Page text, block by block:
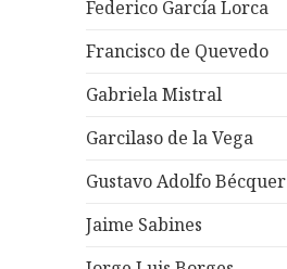
Federico García Lorca
Francisco de Quevedo
Gabriela Mistral
Garcilaso de la Vega
Gustavo Adolfo Bécquer
Jaime Sabines